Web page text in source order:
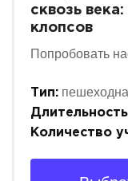
сквозь
клопсов
Попробовать
Тип:
Количество